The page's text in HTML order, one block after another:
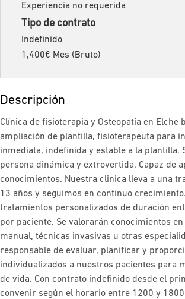
Experiencia no requerida
Tipo de contrato
Indefinido
1,400€ Mes (Bruto)
Descripción
Clínica de fisioterapia y Osteopatía en Elche
ampliación de plantilla, fisioterapeuta para
inmediata, indefinida y estable a la plantilla.
persona dinámica y extrovertida. Capaz de
conocimientos. Nuestra clinica lleva a una
13 años y seguimos en continuo
tratamientos personalizados de duración
por paciente. Se valorarán conocimientos
manual, técnicas invasivas u otras
responsable de evaluar, planificar y
individualizados a nuestros pacientes para
de vida. Con contrato indefinido desde el
convenir según el horario entre 1200 y